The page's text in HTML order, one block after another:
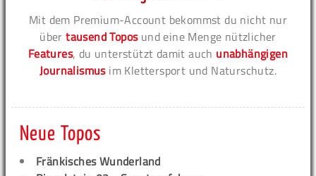
Mit dem Premium-Account bekommst du nicht nur
übertausend Toposund eine Menge nützlicher
Features, du unterstützt damit auch unabhängigen
Journalismusim Klettersport und Naturschutz.
Neue Topos
Fränkisches Wunderland